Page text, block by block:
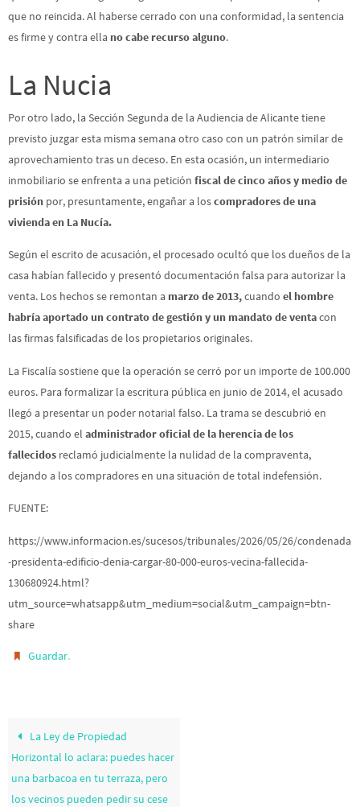
que no reincida. Al haberse cerrado con una conformidad, la sentencia
es firme y contra ella no cabe recurso alguno.
La Nucia
Por otro lado, la Sección Segunda de la Audiencia de Alicante tiene
previsto juzgar esta misma semana otro caso con un patrón similar de
aprovechamiento tras un deceso. En esta ocasión, un intermediario
inmobiliario se enfrenta a una petición fiscal de cinco años y medio de
prisión por, presuntamente, engañar a loscompradores de una
vivienda en La Nucía.
Según el escrito de acusación, el procesado ocultó que los dueños de la
casa habían fallecido y presentó documentación falsa para autorizar la
venta. Los hechos se remontan a marzo de 2013,cuando el hombre
habría aportado un contrato de gestión y un mandato de ventacon
las firmas falsificadas de los propietarios originales.
La Fiscalía sostiene que la operación se cerró por un importe de 100.000
euros. Para formalizar la escritura pública en junio de 2014, el acusado
llegó a presentar un poder notarial falso. La trama se descubrió en
2015, cuando el administrador oficial de la herencia de los
fallecidos reclamó judicialmente la nulidad de la compraventa,
dejando a los compradores en una situación de total indefensión.
FUENTE:
https://www.informacion.es/sucesos/tribunales/2026/05/26/condenada
-presidenta-edificio-denia-cargar-80-000-euros-vecina-fallecida-
130680924.html?
utm_source=whatsapp&utm_medium=social&utm_campaign=btn-
share
Guardar.
La Ley de Propiedad
Horizontal lo aclara: puedes hacer
una barbacoa en tu terraza, pero
los vecinos pueden pedir su cese